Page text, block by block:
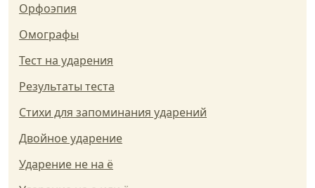
Орфоэпия
Омографы
Тест на ударения
Результаты теста
Стихи для запоминания ударений
Двойное ударение
Ударение не на ё